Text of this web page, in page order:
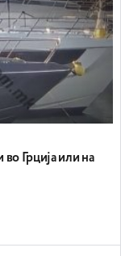
во Грција или на